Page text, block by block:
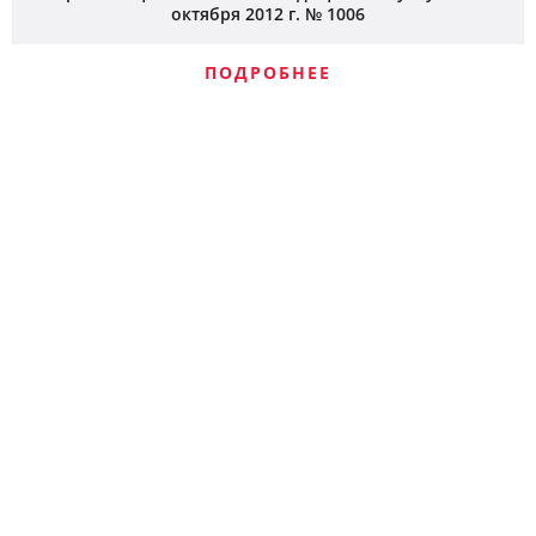
октября 2012 г. № 1006
ПОДРОБНЕЕ